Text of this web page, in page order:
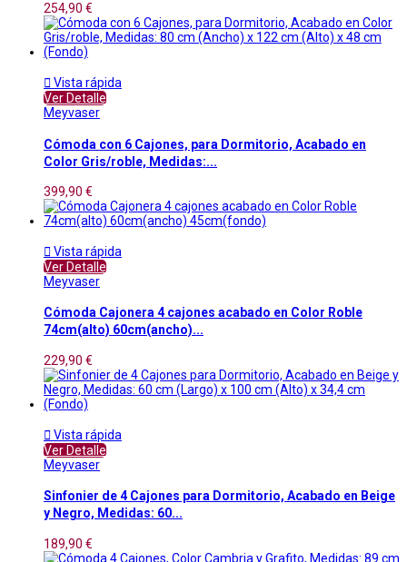
254,90 €
 Vista rápida
Ver Detalle
Meyvaser
Cómoda con 6 Cajones, para Dormitorio, Acabado en
Color Gris/roble, Medidas:...
399,90 €
 Vista rápida
Ver Detalle
Meyvaser
Cómoda Cajonera 4 cajones acabado en Color Roble
74cm(alto) 60cm(ancho)...
229,90 €
 Vista rápida
Ver Detalle
Meyvaser
Sinfonier de 4 Cajones para Dormitorio, Acabado en Beige
y Negro, Medidas: 60...
189,90 €